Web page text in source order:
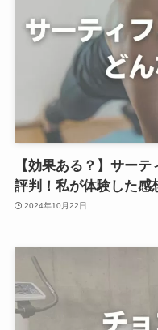
【効果ある？】サー
評判！私が体験した感
2024年10月22日